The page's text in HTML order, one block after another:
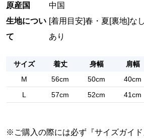
原産国
中国
生地につい
て
[着用目安]春・夏[裏地]なし
あり
サイズ 着丈 身幅 肩幅
M
56cm 50cm 40cm
L
57cm 52cm 41cm
※ご購入の際には必ず『サイズガイド